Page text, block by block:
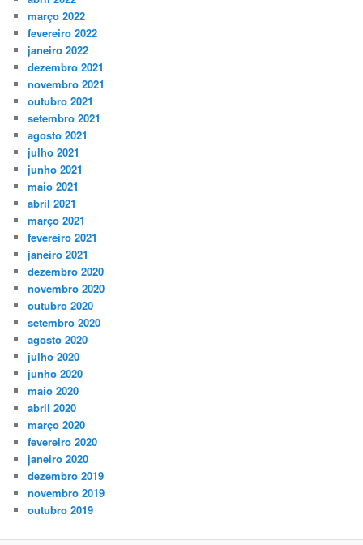
março 2022
fevereiro 2022
janeiro 2022
dezembro 2021
novembro 2021
outubro 2021
setembro 2021
agosto 2021
julho 2021
junho 2021
maio 2021
abril 2021
março 2021
fevereiro 2021
janeiro 2021
dezembro 2020
novembro 2020
outubro 2020
setembro 2020
agosto 2020
julho 2020
junho 2020
maio 2020
abril 2020
março 2020
fevereiro 2020
janeiro 2020
dezembro 2019
novembro 2019
outubro 2019